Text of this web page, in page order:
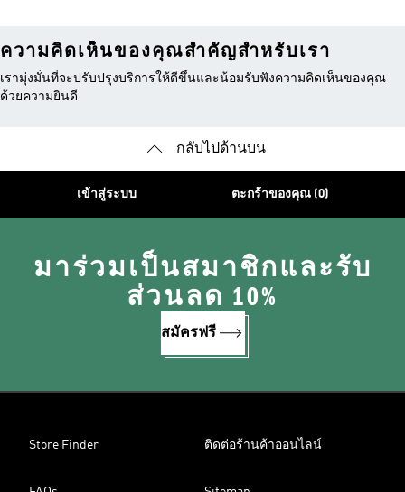
ความคิดเห็นของคุณสำคัญสำหรับเรา
เรามุ่งมั่นที่จะปรับปรุงบริการให้ดีขึ้นและน้อมรับฟังความคิดเห็นของคุณ
ด้วยความยินดี
กลับไปด้านบน
เข้าสู่ระบบ ตะกร้าของคุณ (0)
มาร่วมเป็นสมาชิกและรับ
ส่วนลด 10%
สมัครฟรี
Store Finder ติดต่อร้านค้าออนไลน์